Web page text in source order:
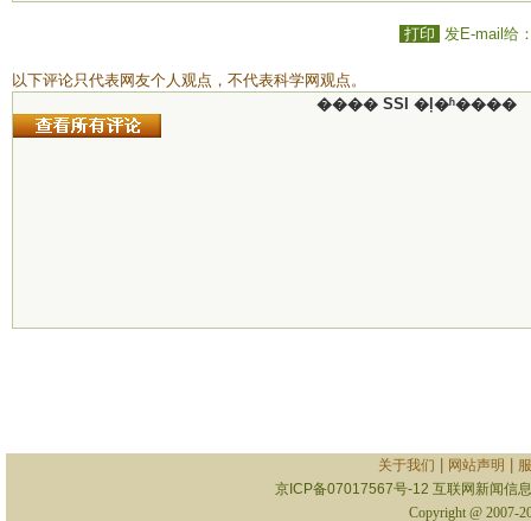
打印 发E-mail给
以下评论只代表网友个人观点，不代表科学网观点。
���� SSI �ļ�ʱ����
关于我们 网站声明
京ICP备07017567号-12 互联网新闻信
Copyright @ 2007-